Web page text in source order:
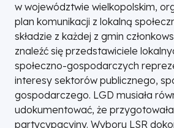
w województwie wielkopolskim,
plan komunikacji z lokalną
składzie z każdej z gmin
znaleźć się przedstawiciele
społeczno-gospodarczych
interesy sektorów publicznego,
gospodarczego. LGD musiała
udokumentować, że
partycypacyjny. Wyboru LSR